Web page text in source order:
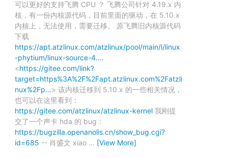
可以更好的支持飞腾 CPU ？ 飞腾公司针对 4.19.x 内
核，有一份内核源代码，目前里面的驱动，在 5.10.x
内核上，无法使用，需要迁移。 原飞腾旧内核源代码
下载
https://apt.atzlinux.com/atzlinux/pool/main/l/linux
-phytium/linux-source-4.…
<https://gitee.com/link?
target=https%3A%2F%2Fapt.atzlinux.com%2Fatzli
nux%2Fp…> 该内核迁移到 5.10.x 的一些相关情况，
也可以在这里看到：
https://gitee.com/atzlinux/atzlinux-kernel 我刚提
交了一个声卡 hda 的 bug：
https://bugzilla.openanolis.cn/show_bug.cgi?
id=685 -- 肖盛文 xiao … [View More]